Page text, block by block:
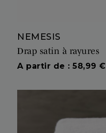
NEMESIS
Drap satin à rayures
Prix
A partir de : 58,99 €